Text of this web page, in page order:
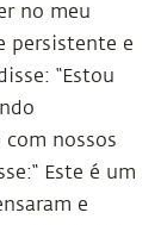
no meu
persistente e
“Estou
com nossos
Este é um
e